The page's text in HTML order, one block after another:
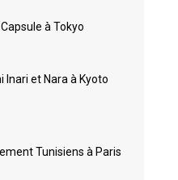
à Tokyo
Inari et Nara à Kyoto
Tunisiens à Paris